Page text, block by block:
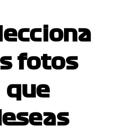
fotos
que